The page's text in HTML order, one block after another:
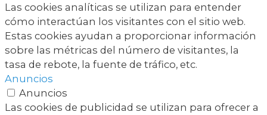
Las cookies analíticas se utilizan para entender
cómo interactúan los visitantes con el sitio web.
Estas cookies ayudan a proporcionar información
sobre las métricas del número de visitantes, la
tasa de rebote, la fuente de tráfico, etc.
Anuncios
Anuncios
Las cookies de publicidad se utilizan para ofrecer a